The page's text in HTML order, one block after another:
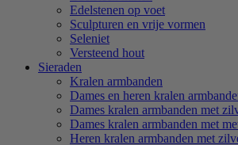
Edelstenen op voet
Sculpturen en vrije vormen
Seleniet
Versteend hout
Sieraden
Kralen armbanden
Dames en heren kralen
Dames kralen armbanden met
Dames kralen armbanden met
Heren kralen armbanden met